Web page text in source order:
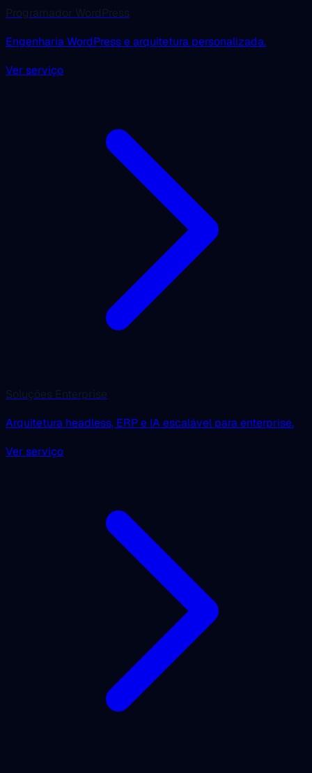
Engenharia WordPress e arquitetura personalizada.
Ver serviço
Arquitetura headless, ERP e IA escalável para enterprise.
Ver serviço